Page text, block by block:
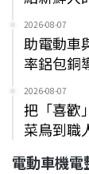
2026-08-07
助電動車
率鋁包銅
2026-08-07
把「喜歡
菜鳥到職
電動車機電